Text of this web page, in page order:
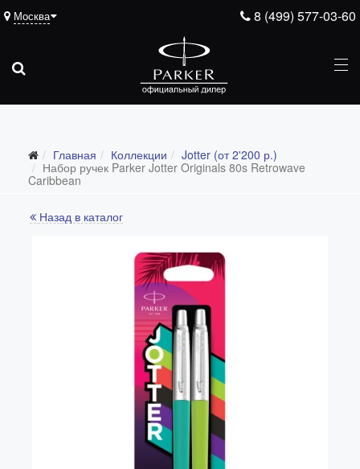
8 (499) 577-03-60
Москва
Главная Коллекции
Jotter (от 2'200 р.)
Набор ручек Parker Jotter Originals 80s Retrowave
Caribbean
Назад в каталог
Все коллекции
Ingenuity (от 35'305 р.)
Parker 51 (от 14'600 р.)
Urban (от 6'100 р.)
IM (от 4'200 р.)
Jotter (от 2'200 р.)
Vector (от 3'156 р.)